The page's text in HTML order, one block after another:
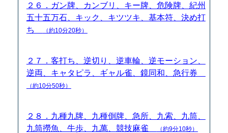
２６．ガン牌、カンブリ、キー牌、危険牌、紀州
五十五万石、キック、キツツキ、基本符、決め打
ち
（約10分20秒）
２７．客打ち、逆切り、逆車輪、逆モーション、
逆両、キャタピラ、ギャル雀、鏡同和、急行券
（約10分50秒）
２８．九種九牌、九種倒牌、急所、九索、九筒、
九筒撈魚、牛歩、九萬、競技麻雀
（約9分10秒）